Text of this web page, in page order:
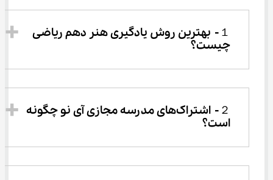
１-	بهترین روش یادگیری هنر دهم ریاضی
چیست؟
２-	اشتراک‌های مدرسه مجازی آی نو چگونه
است؟